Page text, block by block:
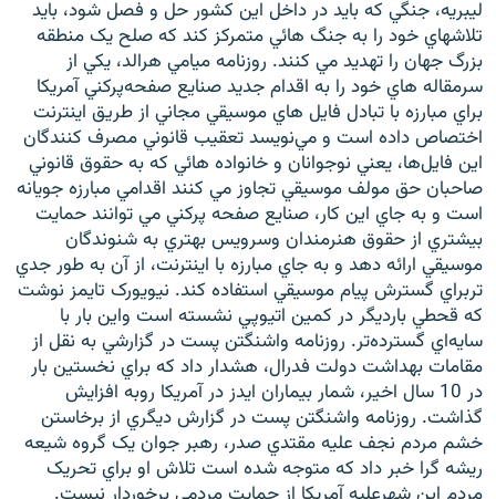
ليبريه، جنگي که بايد در داخل اين کشور حل و فصل شود، بايد
تلاشهاي خود را به جنگ هائي متمرکز کند که صلح يک منطقه
بزرگ جهان را تهديد مي کنند. روزنامه ميامي هرالد، يکي از
سرمقاله هاي خود را به اقدام جديد صنايع صفحه‌پرکني آمريکا
براي مبارزه با تبادل فايل هاي موسيقي مجاني از طريق اينترنت
اختصاص داده است و مي‌نويسد تعقيب قانوني مصرف کنندگان
اين فايل‌ها، يعني نوجوانان و خانواده هائي که به حقوق قانوني
صاحبان حق مولف موسيقي تجاوز مي کنند اقدامي مبارزه جويانه
است و به جاي اين کار، صنايع صفحه پرکني مي توانند حمايت
بيشتري از حقوق هنرمندان وسرويس بهتري به شنوندگان
موسيقي ارائه دهد و به جاي مبارزه با اينترنت، از آن به طور جدي
تربراي گسترش پيام موسيقي استفاده کند. نيويورک تايمز نوشت
که قحطي بارديگر در کمين اتيوپي نشسته است واين بار با
سايه‌اي گسترده‌تر. روزنامه واشنگتن پست در گزارشي به نقل از
مقامات بهداشت دولت فدرال، هشدار داد که براي نخستين بار
در 10 سال اخير، شمار بيماران ايدز در آمريکا روبه افزايش
گذاشت. روزنامه واشنگتن پست در گزارش ديگري از برخاستن
خشم مردم نجف عليه مقتدي صدر، رهبر جوان يک گروه شيعه
ريشه گرا خبر داد که متوجه شده است تلاش او براي تحريک